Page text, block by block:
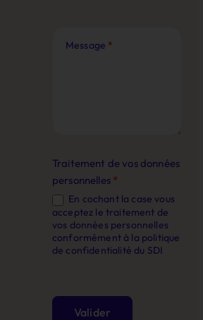
Message *
Traitement de vos données
personnelles *
En cochant la case vous
acceptez le traitement de
vos données personnelles
conformément à la politique
de confidentialité du SDI
Valider